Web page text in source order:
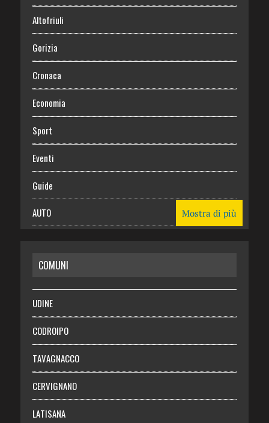
Altofriuli
Gorizia
Cronaca
Economia
Sport
Eventi
Guide
AUTO
RISPARMIO
SALUTE
Necrologie
Chi siamo
Abbonati
Login
Mostra di più
COMUNI
UDINE
CODROIPO
TAVAGNACCO
CERVIGNANO
LATISANA